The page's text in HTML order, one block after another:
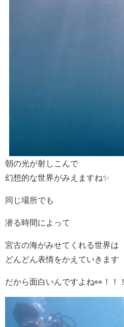
朝の光が射しこんで
幻想的な世界がみえますね✨
同じ場所でも
潜る時間によって
宮古の海がみせてくれる世界は
どんどん表情をかえていきます
だから面白いんですよね👀！！！